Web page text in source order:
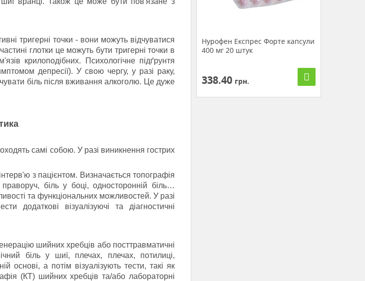
Нурофен Експрес Форте капсули
400 мг 20 штук
338.40 грн.
тригерні точки - вони можуть відчуватися
глотки це можуть бути тригерні точки в
крилоподібних.
Психологічне підґрунтя
депресії).У свою чергу, у разі раку,
біль після вживання алкоголю. Це дуже
самі собою. У разі виникнення гострих
з пацієнтом. Визначається топографія
біль у боці, односторонній біль…
та функціональних можливостей. У разі
додаткові візуалізуючі та діагностичні
шийних хребців або посттравматичні
біль у шиї, плечах, плечах, потилиці,
основі, а потім візуалізують тести, такі як
(КТ) шийних хребців та/або лабораторні